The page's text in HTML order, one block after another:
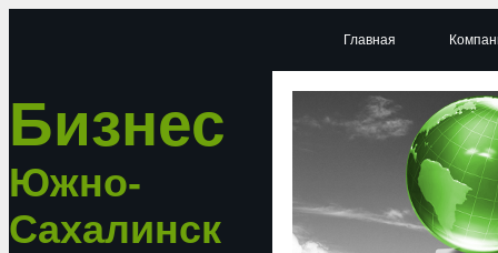
Бизнес
Южно-
Сахалинск
Главная